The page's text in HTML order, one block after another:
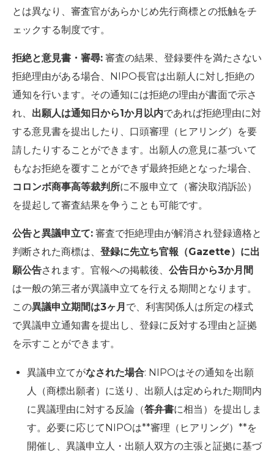
とは異なり、審査官があらかじめ先行商標との抵触をチ
ェックする制度です。
拒絶と意見書・審尋: 審査の結果、登録要件を満たさない
拒絶理由がある場合、NIPO長官は出願人に対し拒絶の
通知を行います。その通知には拒絶の理由が書面で示さ
れ、 出願人は通知日から1か月以内であれば拒絶理由に対
する意見書を提出したり、口頭審理（ヒアリング）を要
請したりすることができます。出願人の意見に基づいて
もなお拒絶を覆すことができず最終拒絶となった場合、
コロンボ商事高等裁判所に不服申立て（審決取消訴訟）
を提起して審査結果を争うことも可能です。
公告と異議申立て: 審査で拒絶理由が解消され登録適格と
判断された商標は、 登録に先立ち官報（Gazette）に出
願公告されます。官報への掲載後、 公告日から3か月間
は一般の第三者が異議申立てを行える期間となります。
この異議申立期間は3ヶ月 で、利害関係人は所定の様式
で異議申立通知書を提出し、登録に反対する理由と証拠
を示すことができます。
異議申立てがなされた場合: NIPOはその通知を出願
人（商標出願者）に送り、出願人は定められた期間内
に異議理由に対する反論（答弁書に相当）を提出しま
す。必要に応じてNIPOは**審理（ヒアリング）**を
開催し、異議申立人・出願人双方の主張と証拠に基づ